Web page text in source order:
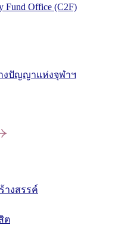
Fund Office (C2F)
งปัญญาแห่งจุฬาฯ
งสรรค์
ต